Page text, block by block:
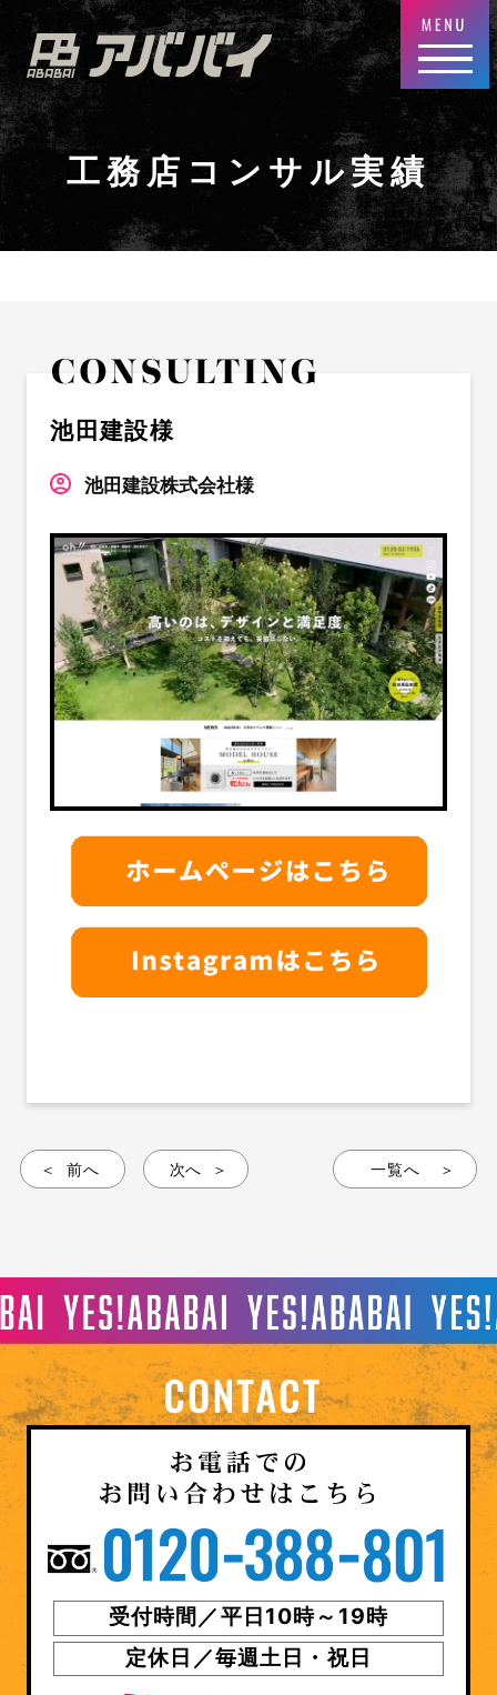
工務店コンサル実績
池田建設様
池田建設株式会社様
一覧へ
前へ 次へ
受付時間／平日10時～19時
定休日／毎週土日・祝日